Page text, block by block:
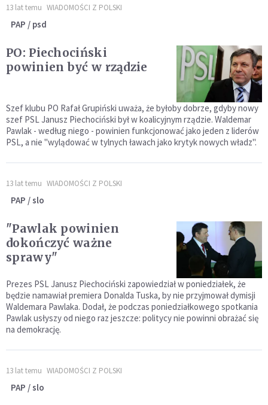
13 lat temu WIADOMOŚCI Z POLSKI
PAP / psd
PO: Piechociński
powinien być w rządzie
Szef klubu PO Rafał Grupiński uważa, że byłoby dobrze, gdyby nowy
szef PSL Janusz Piechociński był w koalicyjnym rządzie. Waldemar
Pawlak - według niego - powinien funkcjonować jako jeden z liderów
PSL, a nie "wylądować w tylnych ławach jako krytyk nowych władz".
13 lat temu WIADOMOŚCI Z POLSKI
PAP / slo
"Pawlak powinien
dokończyć ważne
sprawy"
Prezes PSL Janusz Piechociński zapowiedział w poniedziałek, że
będzie namawiał premiera Donalda Tuska, by nie przyjmował dymisji
Waldemara Pawlaka. Dodał, że podczas poniedziałkowego spotkania
Pawlak usłyszy od niego raz jeszcze: politycy nie powinni obrażać się
na demokrację.
13 lat temu WIADOMOŚCI Z POLSKI
PAP / slo